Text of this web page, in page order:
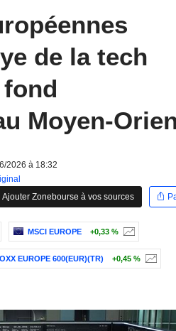
de la tech
Moyen-
2026 à 18:32
Ajouter Zonebourse à vos sources
MSCI EUROPE +0,33 %
EUROPE 600(EUR)(TR) +0,45 %